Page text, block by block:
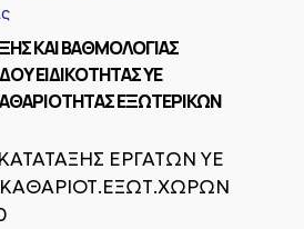
ΚΑΙ ΒΑΘΜΟΛΟΓΙΑΣ
ΕΙΔΙΚΟΤΗΤΑΣ ΥΕ
ΕΞΩΤΕΡΙΚΩΝ
ΕΡΓΑΤΩΝ ΥΕ